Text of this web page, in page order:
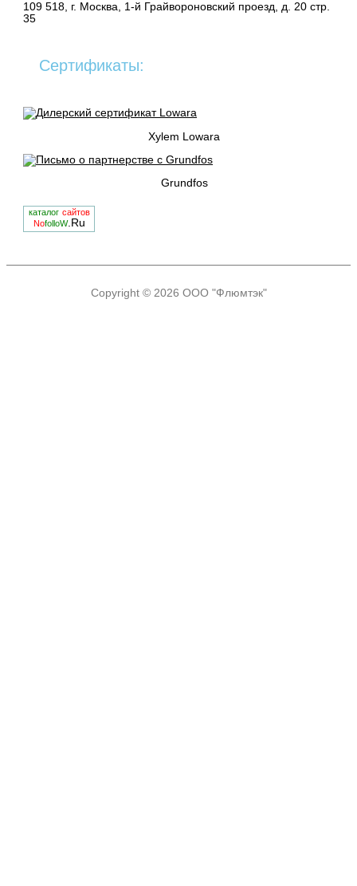
109 518, г. Москва, 1-й Грайвороновский проезд, д. 20 стр.
35
Сертификаты:
Xylem Lowara
Grundfos
каталог сайтов
NofolloW.Ru
Copyright © 2026 ООО "Флюмтэк"